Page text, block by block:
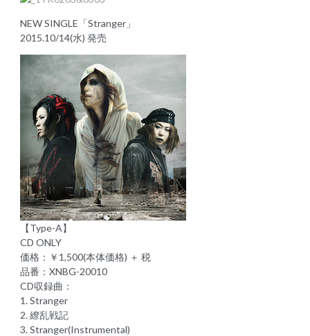
NEW SINGLE「Stranger」
2015.10/14(水) 発売
【Type-A】
CD ONLY
価格：￥1,500(本体価格) ＋ 税
品番：XNBG-20010
CD収録曲：
1. Stranger
2. 繚乱戦記
3. Stranger(Instrumental)